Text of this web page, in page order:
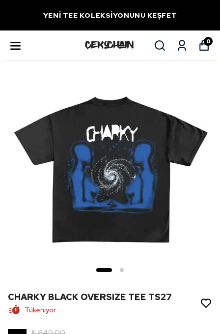
YENİ TEE KOLEKSİYONUNU KEŞFET
0
CHARKY BLACK OVERSIZE TEE TS27
Tükeniyor